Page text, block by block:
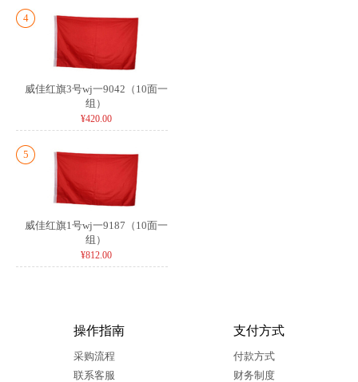
4
威佳红旗3号wj一9042（10面一
组）
¥420.00
5
威佳红旗1号wj一9187（10面一
组）
¥812.00
操作指南
采购流程
联系客服
支付方式
付款方式
财务制度